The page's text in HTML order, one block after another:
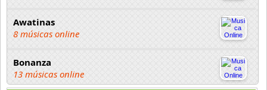
Awatinas
8 músicas online
Bonanza
13 músicas online